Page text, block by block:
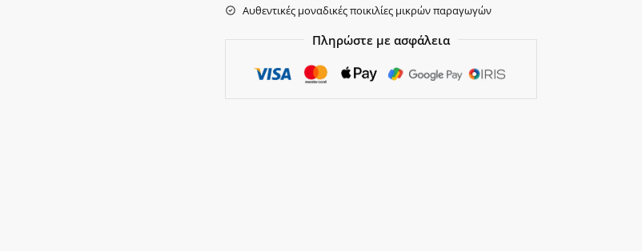
Αυθεντικές μοναδικές ποικιλίες μικρών παραγωγών
Πληρώστε με ασφάλεια